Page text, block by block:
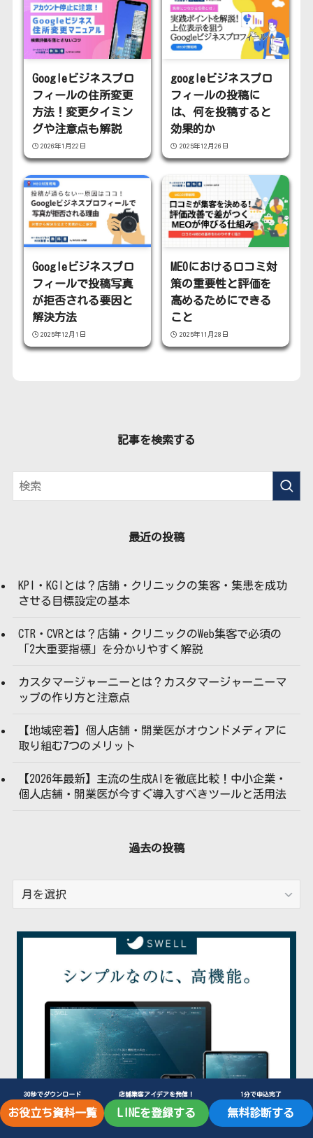
30秒でダウンロード
お役立ち資料一覧
店舗集客アイデアを発信！
LINEを登録する
1分で申込完了
無料診断する
Googleビジネスプロ
フィールの住所変更
方法！変更タイミン
グや注意点も解説
2026年1月22日
googleビジネスプロ
フィールの投稿に
は、何を投稿すると
効果的か
2025年12月26日
Googleビジネスプロ
フィールで投稿写真
が拒否される要因と
解決方法
2025年12月1日
MEOにおける口コミ対
策の重要性と評価を
高めるためにできる
こと
2025年11月28日
記事を検索する
最近の投稿
KPI・KGIとは？店舗・クリニックの集客・集患を成功
させる目標設定の基本
CTR・CVRとは？店舗・クリニックのWeb集客で必須の
「2大重要指標」を分かりやすく解説
カスタマージャーニーとは？カスタマージャーニーマ
ップの作り方と注意点
【地域密着】個人店舗・開業医がオウンドメディアに
取り組む7つのメリット
【2026年最新】主流の生成AIを徹底比較！中小企業・
個人店舗・開業医が今すぐ導入すべきツールと活用法
過去の投稿
投